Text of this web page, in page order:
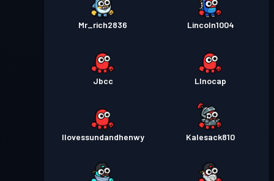
Mr_rich2836 Lincoln1004
Jbcc Llnocap
Ilovessundandhenwy Kalesack810